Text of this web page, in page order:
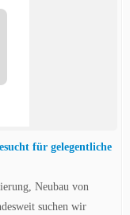
für gelegentliche
Neubau von
suchen wir